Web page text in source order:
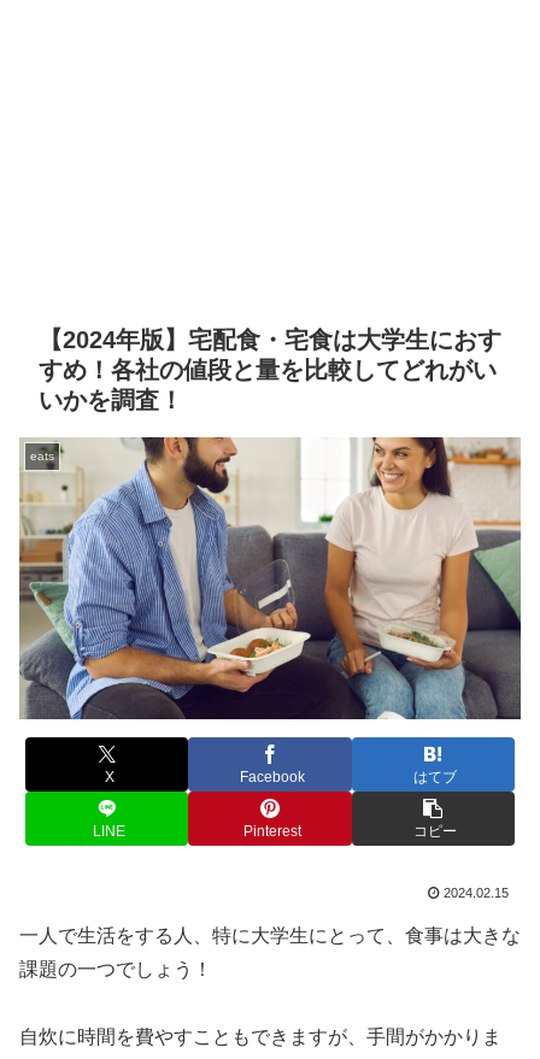
【2024年版】宅配食・宅食は大学生におす
すめ！各社の値段と量を比較してどれがい
いかを調査！
eats
X Facebook はてブ
LINE Pinterest コピー
2024.02.15
一人で生活をする人、特に大学生にとって、食事は大きな
課題の一つでしょう！
自炊に時間を費やすこともできますが、手間がかかりま